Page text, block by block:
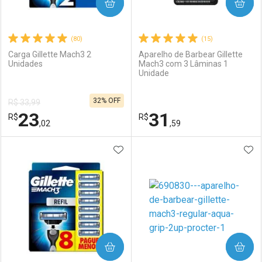
(80)
Carga Gillette Mach3 2
Unidades
R$ 33,99
R$23,02
32% OFF
COMPRAR
Laboratório
Por Menos
(15)
Aparelho de Barbear Gillette
Mach3 com 3 Lâminas 1
Unidade
R$31 ,59
COMPRAR
Laboratório
Por Menos
ADICIONAR AOS FAVORITOS
COMPRAR COMPRAR